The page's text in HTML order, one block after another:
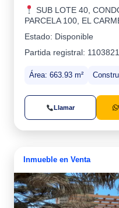
SUB LOTE 40,
PARCELA 100, EL
Estado: Disponible
Partida registral:
Área: 663.93 m²
Llamar
Inmueble en Venta